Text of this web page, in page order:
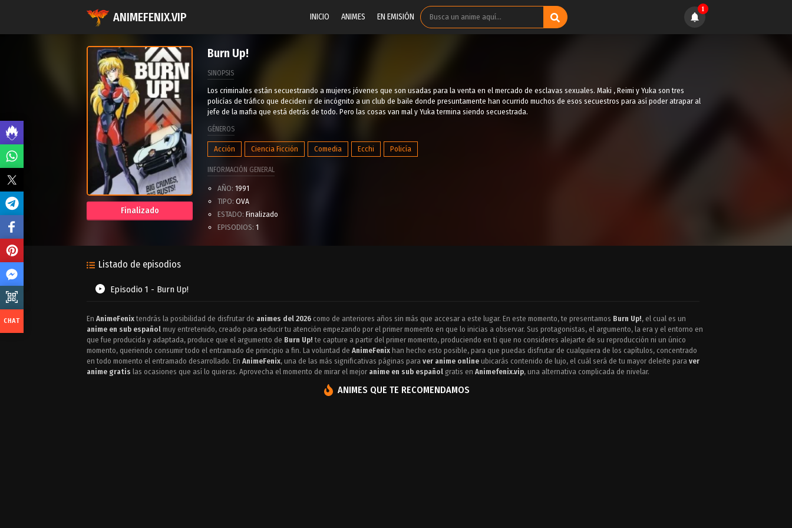
ANIMEFENIX.VIP INICIO ANIMES EN EMISIÓN
1
Finalizado
Burn Up!
SINOPSIS
Los criminales están secuestrando a mujeres jóvenes que son usadas para la venta en el mercado de esclavas sexuales. Maki , Reimi y Yuka son tres
policías de tráfico que deciden ir de incógnito a un club de baile donde presuntamente han ocurrido muchos de esos secuestros para así poder atrapar al
jefe de la mafia que está detrás de todo. Pero las cosas van mal y Yuka termina siendo secuestrada.
GÉNEROS
Acción Ciencia Ficción Comedia Ecchi Policía
INFORMACIÓN GENERAL
AÑO: 1991
TIPO: OVA
ESTADO: Finalizado
EPISODIOS: 1
Listado de episodios
Episodio 1 - Burn Up!
En AnimeFenix tendrás la posibilidad de disfrutar de animes del 2026 como de anteriores años sin más que accesar a este lugar. En este momento, te presentamos Burn Up!, el cual es un
anime en sub español muy entretenido, creado para seducir tu atención empezando por el primer momento en que lo inicias a observar. Sus protagonistas, el argumento, la era y el entorno en
que fue producida y adaptada, produce que el argumento de Burn Up! te capture a partir del primer momento, produciendo en ti que no consideres alejarte de su reproducción ni un único
momento, queriendo consumir todo el entramado de principio a fin. La voluntad de AnimeFenix han hecho esto posible, para que puedas disfrutar de cualquiera de los capítulos, concentrado
en todo momento el entramado desarrollado. En AnimeFenix, una de las más significativas páginas para ver anime online ubicarás contenido de lujo, el cuál será de tu mayor deleite para ver
anime gratis las ocasiones que así lo quieras. Aprovecha el momento de mirar el mejor anime en sub español gratis en Animefenix.vip, una alternativa complicada de nivelar.
ANIMES QUE TE RECOMENDAMOS